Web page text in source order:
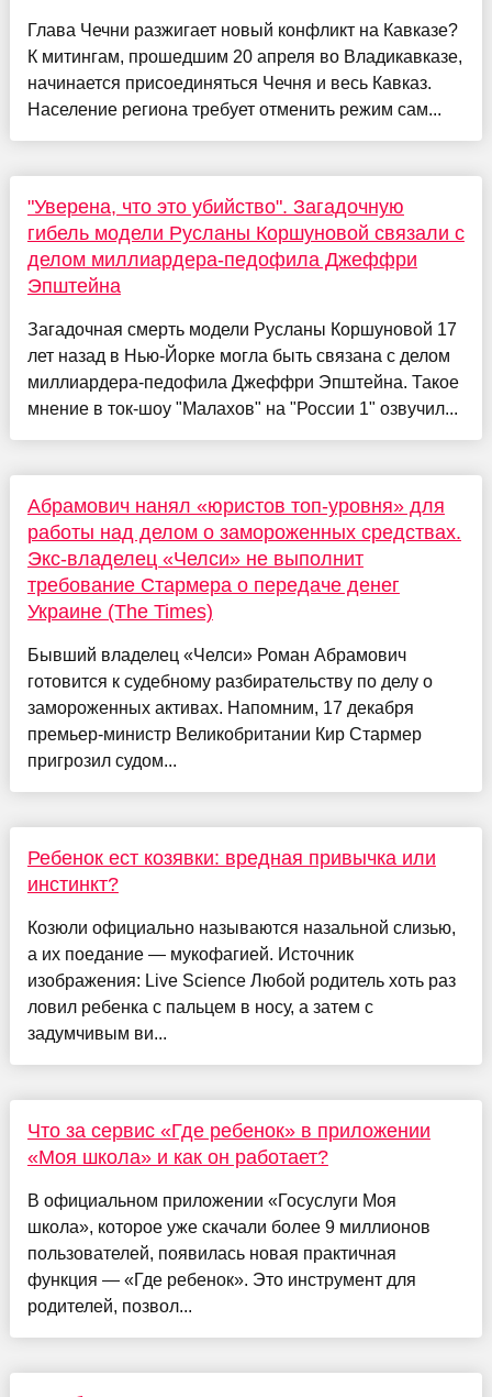
Глава Чечни разжигает новый конфликт на Кавказе?
К митингам, прошедшим 20 апреля во Владикавказе,
начинается присоединяться Чечня и весь Кавказ.
Население региона требует отменить режим сам...
"Уверена, что это убийство". Загадочную
гибель модели Русланы Коршуновой связали с
делом миллиардера-педофила Джеффри
Эпштейна
Загадочная смерть модели Русланы Коршуновой 17
лет назад в Нью-Йорке могла быть связана с делом
миллиардера-педофила Джеффри Эпштейна. Такое
мнение в ток-шоу "Малахов" на "России 1" озвучил...
Абрамович нанял «юристов топ-уровня» для
работы над делом о замороженных средствах.
Экс-владелец «Челси» не выполнит
требование Стармера о передаче денег
Украине (The Times)
Бывший владелец «Челси» Роман Абрамович
готовится к судебному разбирательству по делу о
замороженных активах. Напомним, 17 декабря
премьер-министр Великобритании Кир Стармер
пригрозил судом...
Ребенок ест козявки: вредная привычка или
инстинкт?
Козюли официально называются назальной слизью,
а их поедание — мукофагией. Источник
изображения: Live Science Любой родитель хоть раз
ловил ребенка с пальцем в носу, а затем с
задумчивым ви...
Что за сервис «Где ребенок» в приложении
«Моя школа» и как он работает?
В официальном приложении «Госуслуги Моя
школа», которое уже скачали более 9 миллионов
пользователей, появилась новая практичная
функция — «Где ребенок». Это инструмент для
родителей, позвол...